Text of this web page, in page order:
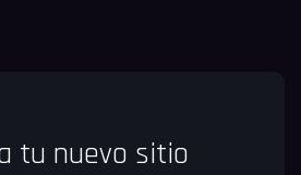
tu nuevo sitio